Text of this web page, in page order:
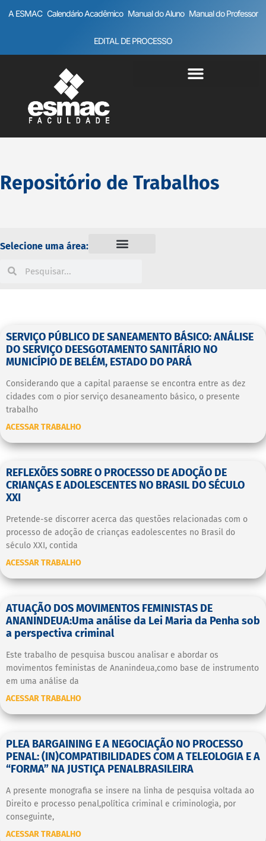
A ESMAC Calendário Acadêmico Manual do Aluno Manual do Professor
EDITAL DE PROCESSO
Repositório de Trabalhos
Selecione uma área:
SERVIÇO PÚBLICO DE SANEAMENTO BÁSICO: ANÁLISE
DO SERVIÇO DEESGOTAMENTO SANITÁRIO NO
MUNICÍPIO DE BELÉM, ESTADO DO PARÁ
Considerando que a capital paraense se encontra entre as dez
cidades com o pior serviço desaneamento básico, o presente
trabalho
ACESSAR TRABALHO
REFLEXÕES SOBRE O PROCESSO DE ADOÇÃO DE
CRIANÇAS E ADOLESCENTES NO BRASIL DO SÉCULO
XXI
Pretende-se discorrer acerca das questões relacionadas com o
processo de adoção de crianças eadolescentes no Brasil do
século XXI, contida
ACESSAR TRABALHO
ATUAÇÃO DOS MOVIMENTOS FEMINISTAS DE
ANANINDEUA:Uma análise da Lei Maria da Penha sob
a perspectiva criminal
Este trabalho de pesquisa buscou analisar e abordar os
movimentos feministas de Ananindeua,como base de instrumento
em uma análise da
ACESSAR TRABALHO
PLEA BARGAINING E A NEGOCIAÇÃO NO PROCESSO
PENAL: (IN)COMPATIBILIDADES COM A TELEOLOGIA E A
“FORMA” NA JUSTIÇA PENALBRASILEIRA
A presente monografia se insere na linha de pesquisa voltada ao
Direito e processo penal,política criminal e criminologia, por
conseguinte,
ACESSAR TRABALHO